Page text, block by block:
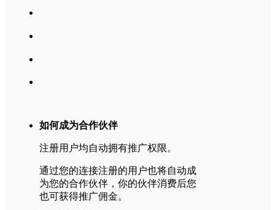
如何成为合作伙伴
注册用户均自动拥有推广权限。
通过您的连接注册的用户也将自动成
为您的合作伙伴，你的伙伴消费后您
也可获得推广佣金。